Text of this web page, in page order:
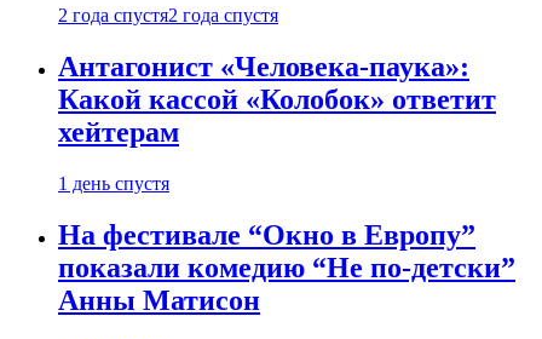
2 года спустя2 года спустя
Антагонист «Человека-паука»:
Какой кассой «Колобок» ответит
хейтерам
1 день спустя
На фестивале “Окно в Европу”
показали комедию “Не по-детски”
Анны Матисон